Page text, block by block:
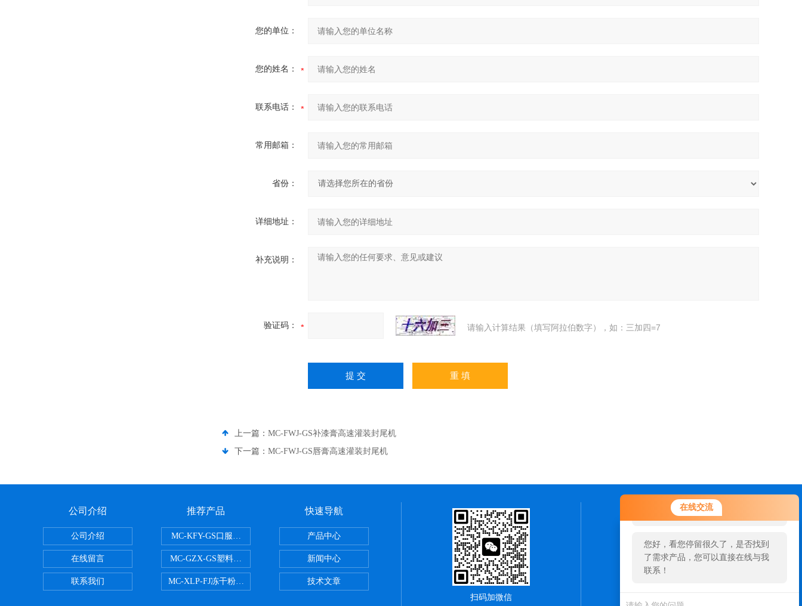
在线交流
您好！欢迎前来咨询，很高兴为您
服务，请问您要咨询什么问题呢？
您好，看您停留很久了，是否找到
了需求产品，您可以直接在线与我
联系！
您的单位：
您的姓名：
联系电话：
常用邮箱：
省份：
详细地址：
补充说明：
验证码： 请输入计算结果（填写阿拉伯数字），如：三加四=7
上一篇： MC-FWJ-GS补漆膏高速灌装封尾机
下一篇： MC-FWJ-GS唇膏高速灌装封尾机
公司介绍
公司介绍
在线留言
联系我们
推荐产品
MC-KFY-GS口服液灌装线
MC-GZX-GS塑料瓶高速跟踪式灌装线
MC-XLP-FJ冻干粉西林瓶灌装机
快速导航
产品中心
新闻中心
技术文章
扫码加微信
联系我们
24小时热线：